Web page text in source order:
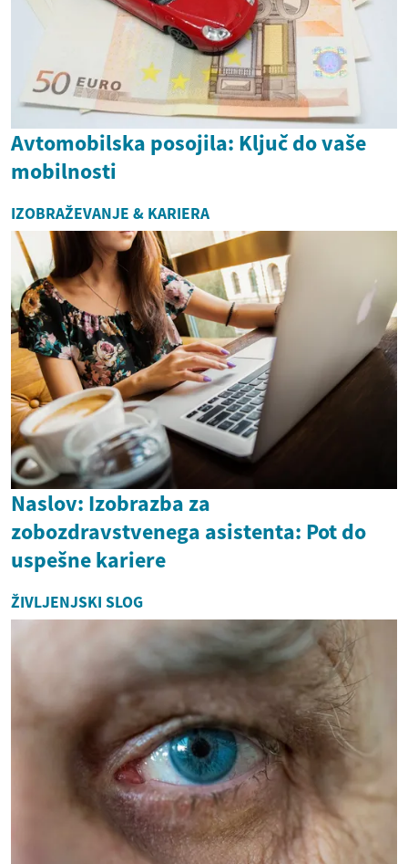
Avtomobilska posojila: Ključ do vaše
mobilnosti
IZOBRAŽEVANJE & KARIERA
Naslov: Izobrazba za
zobozdravstvenega asistenta: Pot do
uspešne kariere
ŽIVLJENJSKI SLOG